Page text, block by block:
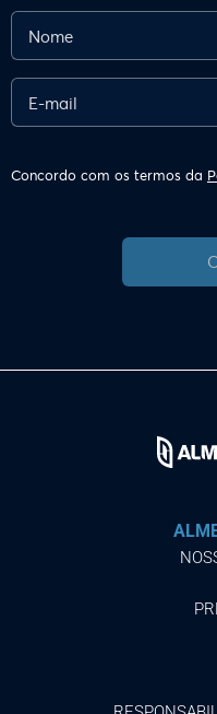
Concordo com os termos da